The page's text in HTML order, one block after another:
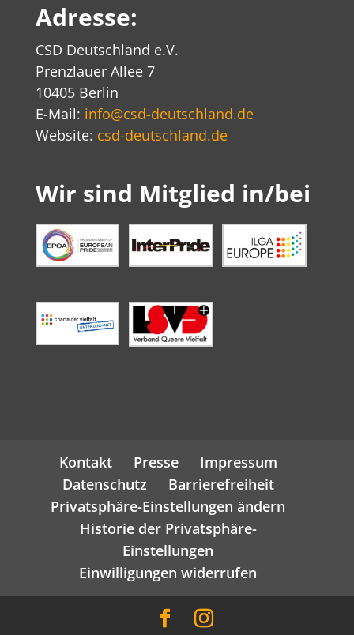
Adresse:
CSD Deutschland e.V.
Prenzlauer Allee 7
10405 Berlin
E-Mail: info@csd-deutschland.de
Website: csd-deutschland.de
Wir sind Mitglied in/bei
Kontakt Presse
Impressum
Datenschutz
Barrierefreiheit
Privatsphäre-Einstellungen ändern
Historie der Privatsphäre-
Einstellungen
Einwilligungen widerrufen